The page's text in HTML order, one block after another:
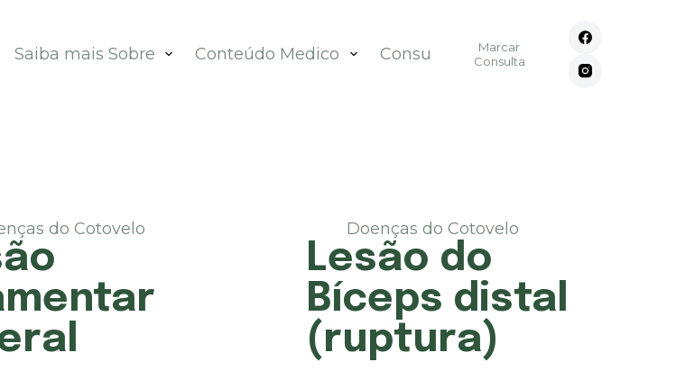
Saiba mais Sobre Conteúdo Medico Consultórios Contato
Marcar
Consulta
do Cotovelo Doenças do Cotovelo
Lesão do
Bíceps distal
(ruptura)